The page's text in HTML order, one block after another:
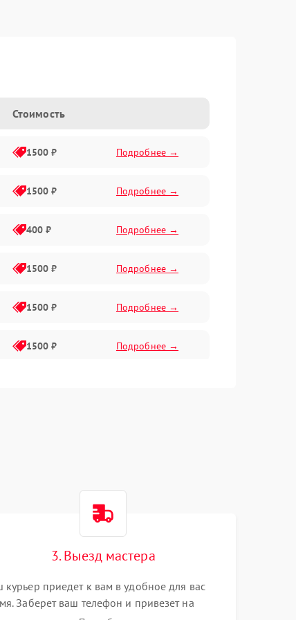
Стоимость
1500 ₽ Подробнее →
1500 ₽ Подробнее →
400 ₽ Подробнее →
1500 ₽ Подробнее →
1500 ₽ Подробнее →
1500 ₽ Подробнее →
3. Выезд мастера
курьер приедет к вам в удобное для вас
Заберет ваш телефон и привезет на